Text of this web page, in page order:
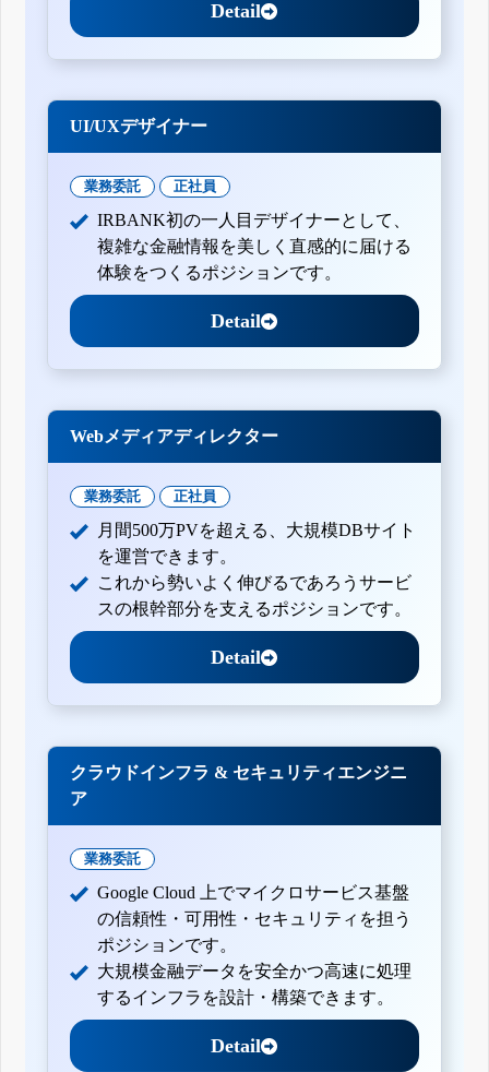
Detail
UI/UXデザイナー
業務委託 正社員
IRBANK初の一人目デザイナーとして、
複雑な金融情報を美しく直感的に届ける
体験をつくるポジションです。
Detail
Webメディアディレクター
業務委託 正社員
月間500万PVを超える、大規模DBサイト
を運営できます。
これから勢いよく伸びるであろうサービ
スの根幹部分を支えるポジションです。
Detail
クラウドインフラ & セキュリティエンジニ
ア
業務委託
Google Cloud 上でマイクロサービス基盤
の信頼性・可用性・セキュリティを担う
ポジションです。
大規模金融データを安全かつ高速に処理
するインフラを設計・構築できます。
Detail